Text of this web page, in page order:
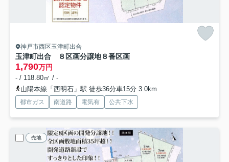
神戸市西区玉津町出合
玉津町出合 ８区画分譲地８番区画
1,790万円
- / 118.80㎡ / -
山陽本線「西明石」駅 徒歩36分車15分 3.0km
都市ガス 南道路 電気有 公共下水
売地